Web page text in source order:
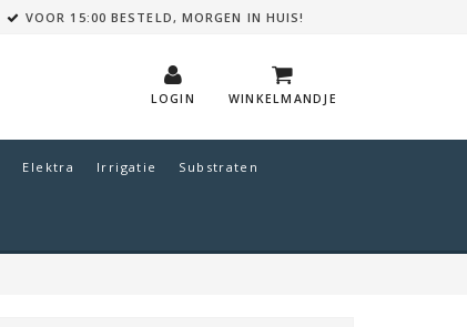
VOOR 15:00 BESTELD, MORGEN IN HUIS!
WINKELMANDJE
LOGIN
Elektra Irrigatie Substraten